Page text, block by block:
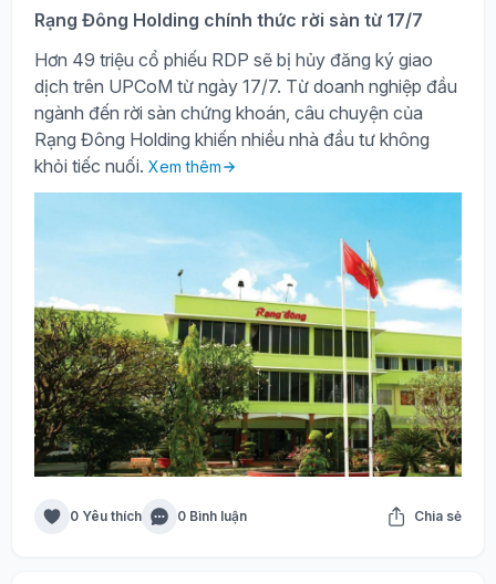
Rạng Đông Holding chính thức rời sàn từ 17/7
Hơn 49 triệu cổ phiếu RDP sẽ bị hủy đăng ký giao
dịch trên UPCoM từ ngày 17/7. Từ doanh nghiệp đầu
ngành đến rời sàn chứng khoán, câu chuyện của
Rạng Đông Holding khiến nhiều nhà đầu tư không
khỏi tiếc nuối. Xem thêm
0 Yêu thích 0 Bình luận Chia sẻ